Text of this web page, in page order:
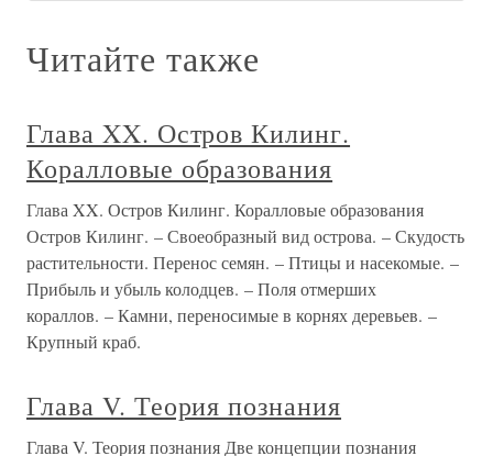
Читайте также
Глава XX. Остров Килинг.
Коралловые образования
Глава XX. Остров Килинг. Коралловые образования
Остров Килинг. – Своеобразный вид острова. – Скудость
растительности. Перенос семян. – Птицы и насекомые. –
Прибыль и убыль колодцев. – Поля отмерших
кораллов. – Камни, переносимые в корнях деревьев. –
Крупный краб.
Глава V. Теория познания
Глава V. Теория познания Две концепции познания